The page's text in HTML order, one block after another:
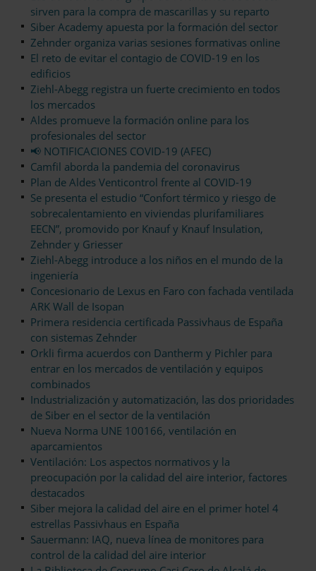
sirven para la compra de mascarillas y su reparto
Siber Academy apuesta por la formación del sector
Zehnder organiza varias sesiones formativas online
El reto de evitar el contagio de COVID-19 en los
edificios
Ziehl-Abegg registra un fuerte crecimiento en todos
los mercados
Aldes promueve la formación online para los
profesionales del sector
📢 NOTIFICACIONES COVID-19 (AFEC)
Camfil aborda la pandemia del coronavirus
Plan de Aldes Venticontrol frente al COVID-19
Se presenta el estudio “Confort térmico y riesgo de
sobrecalentamiento en viviendas plurifamiliares
EECN”, promovido por Knauf y Knauf Insulation,
Zehnder y Griesser
Ziehl-Abegg introduce a los niños en el mundo de la
ingeniería
Concesionario de Lexus en Faro con fachada ventilada
ARK Wall de Isopan
Primera residencia certificada Passivhaus de España
con sistemas Zehnder
Orkli firma acuerdos con Dantherm y Pichler para
entrar en los mercados de ventilación y equipos
combinados
Industrialización y automatización, las dos prioridades
de Siber en el sector de la ventilación
Nueva Norma UNE 100166, ventilación en
aparcamientos
Ventilación: Los aspectos normativos y la
preocupación por la calidad del aire interior, factores
destacados
Siber mejora la calidad del aire en el primer hotel 4
estrellas Passivhaus en España
Sauermann: IAQ, nueva línea de monitores para
control de la calidad del aire interior